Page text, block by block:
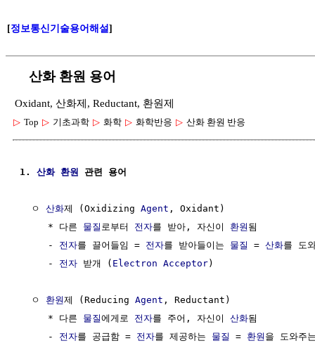
[정보통신기술용어해설]
산화 환원 용어
Oxidant, 산화제, Reductant, 환원제
▷ Top ▷ 기초과학 ▷ 화학 ▷ 화학반응 ▷ 산화 환원 반응
1. 산화 환원 관련 용어
  ㅇ
산화제 (Oxidizing Agent , Oxidant)
     * 다른
물질 로부터 전자를 받아, 자신이 환원 됨
     -
전자를 끌어들임 = 전자를 받아들이는 물질 = 산화를 도
     -
전자 받개 ( Electron Acceptor)
  ㅇ
환원제 (Reducing Agent , Reductant)
     * 다른
물질에게로 전자를 주어, 자신이 산화됨
     -
전자를 공급함 = 전자를 제공하는 물질 = 환원 을 도와주